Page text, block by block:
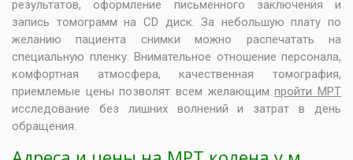
результатов, оформление письменного заключения и
запись томограмм на CD диск. За небольшую плату по
желанию пациента снимки можно распечатать на
специальную пленку. Внимательное отношение персонала,
комфортная атмосфера, качественная томография,
приемлемые цены позволят всем желающимпройти МРТ
исследование без лишних волнений и затрат в день
обращения.